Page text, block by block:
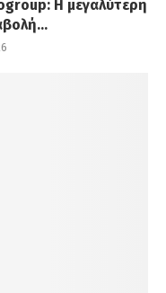
Η μεγαλύτερη